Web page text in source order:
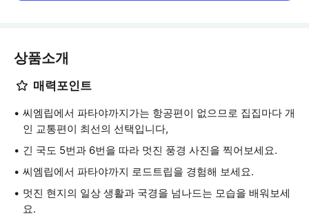
상품소개
매력포인트
씨엠립에서 파타야까지가는 항공편이 없으므로 집집마다 개
인 교통편이 최선의 선택입니다,
긴 국도 5번과 6번을 따라 멋진 풍경 사진을 찍어보세요.
씨엠립에서 파타야까지 로드트립을 경험해 보세요.
멋진 현지의 일상 생활과 국경을 넘나드는 모습을 배워보세
요.